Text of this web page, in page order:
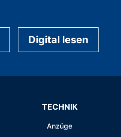
Digital lesen
TECHNIK
Anzüge